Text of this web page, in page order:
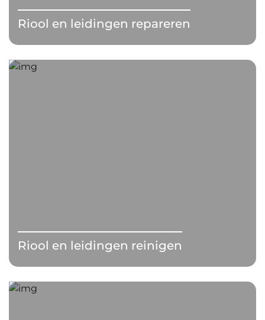
Riool en leidingen repareren
Riool en leidingen reinigen